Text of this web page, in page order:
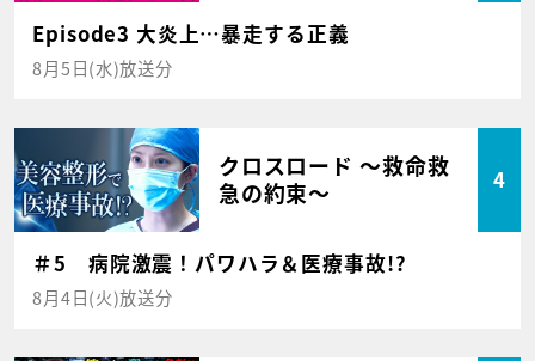
Episode3 大炎上…暴走する正義
8月5日(水)放送分
クロスロード ～救命救
急の約束～
4
＃5 病院激震！パワハラ＆医療事故!?
8月4日(火)放送分